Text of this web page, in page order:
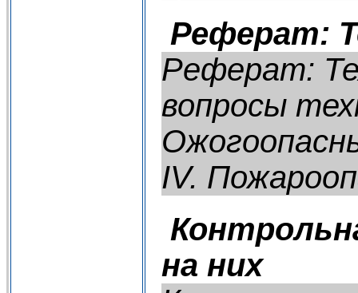
Реферат:
Реферат:
вопросы
IV.
на них